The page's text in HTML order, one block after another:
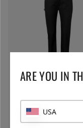
659:-
ARE YOU IN
USA